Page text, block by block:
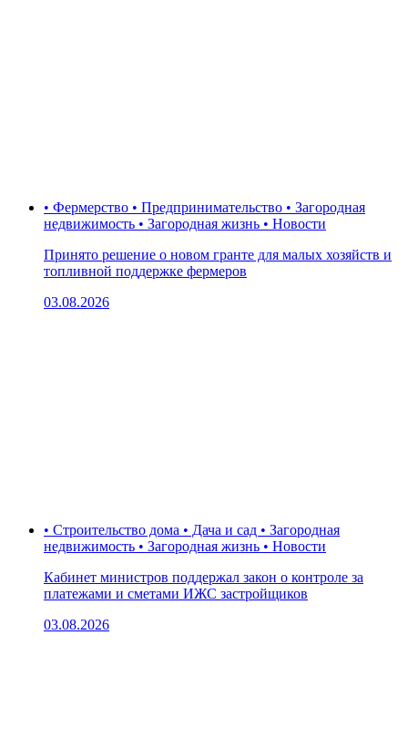
• Фермерство • Предпринимательство • Загородная
недвижимость • Загородная жизнь • Новости
Принято решение о новом гранте для малых хозяйств и
топливной поддержке фермеров
03.08.2026
• Строительство дома • Дача и сад • Загородная
недвижимость • Загородная жизнь • Новости
Кабинет министров поддержал закон о контроле за
платежами и сметами ИЖС застройщиков
03.08.2026